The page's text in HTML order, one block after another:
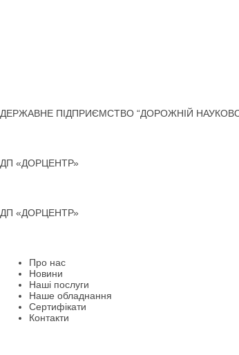
ДЕРЖАВНЕ ПІДПРИЄМСТВО “ДОРОЖНІЙ
ДП «ДОРЦЕНТР»
ДП «ДОРЦЕНТР»
Про нас
Новини
Наші послуги
Наше обладнання
Сертифікати
Контакти